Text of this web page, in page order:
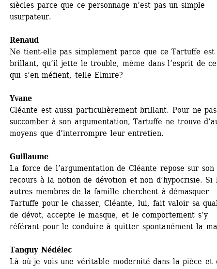
siècles parce que ce personnage n’est pas un simple
usurpateur.
Renaud
Ne tient-elle pas simplement parce que ce Tartuffe est
brillant, qu’il jette le trouble, même dans l’esprit de
qui s’en méfient, telle Elmire?
Yvane
Cléante est aussi particulièrement brillant. Pour ne pas
succomber à son argumentation, Tartuffe ne trouve
moyens que d’interrompre leur entretien.
Guillaume
La force de l’argumentation de Cléante repose sur son
recours à la notion de dévotion et non d’hypocrisie. Si
autres membres de la famille cherchent à démasquer
Tartuffe pour le chasser, Cléante, lui, fait valoir sa
de dévot, accepte le masque, et le comportement s’y
référant pour le conduire à quitter spontanément la
Tanguy Nédélec
Là où je vois une véritable modernité dans la pièce et